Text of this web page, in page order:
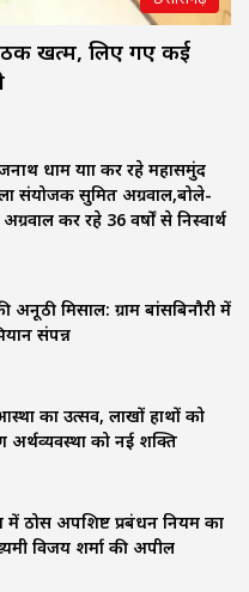
बैठक खत्म, लिए गए कई
धाम यात्रा कर रहे महासमुंद
संयोजक सुमित अग्रवाल,बोले-
कर रहे 36 वर्षों से निस्वार्थ
अनूठी मिसाल: ग्राम बांसबिनौरी में
संपन्न
का उत्सव, लाखों हाथों को
अर्थव्यवस्था को नई शक्ति
ठोस अपशिष्ट प्रबंधन नियम का
विजय शर्मा की अपील